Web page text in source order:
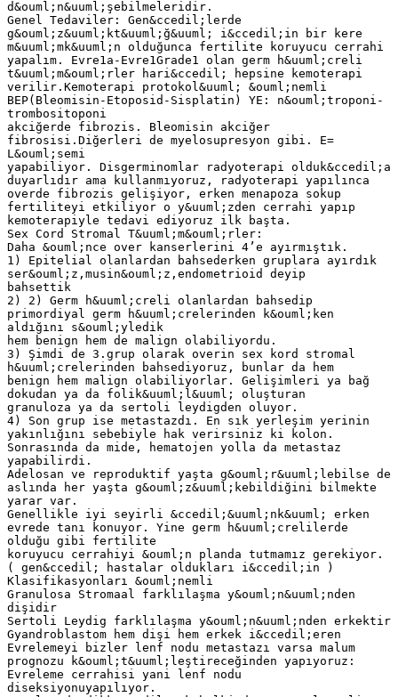
d&ouml;n&uuml;şebilmeleridir.
Genel Tedaviler: Gen&ccedil;lerde
g&ouml;z&uuml;kt&uuml;ğ&uuml; i&ccedil;in bir kere
m&uuml;mk&uuml;n olduğunca fertilite koruyucu cerrahi
yapalım. Evre1a-Evre1Grade1 olan germ h&uuml;creli
t&uuml;m&ouml;rler hari&ccedil; hepsine kemoterapi
verilir.Kemoterapi protokol&uuml; &ouml;nemli
BEP(Bleomisin-Etoposid-Sisplatin) YE: n&ouml;troponi-
trombositoponi
akciğerde fibrozis. Bleomisin akciğer
fibrosisi.Diğerleri de myelosupresyon gibi. E=
L&ouml;semi
yapabiliyor. Disgerminomlar radyoterapi olduk&ccedil;a
duyarlıdır ama kullanmıyoruz, radyoterapi yapılınca
overde fibrozis gelişiyor, erken menapoza sokup
fertiliteyi etkiliyor o y&uuml;zden cerrahi yapıp
kemoterapiyle tedavi ediyoruz ilk başta.
Sex Cord Stromal T&uuml;m&ouml;rler:
Daha &ouml;nce over kanserlerini 4’e ayırmıştık.
1) Epitelial olanlardan bahsederken gruplara ayırdık
ser&ouml;z,musin&ouml;z,endometrioid deyip
bahsettik
2) 2) Germ h&uuml;creli olanlardan bahsedip
primordiyal germ h&uuml;crelerinden k&ouml;ken
aldığını s&ouml;yledik
hem benign hem de malign olabiliyordu.
3) Şimdi de 3.grup olarak overin sex kord stromal
h&uuml;crelerinden bahsediyoruz, bunlar da hem
benign hem malign olabiliyorlar. Gelişimleri ya bağ
dokudan ya da folik&uuml;l&uuml; oluşturan
granuloza ya da sertoli leydigden oluyor.
4) Son grup ise metastazdı. En sık yerleşim yerinin
yakınlığını sebebiyle hak verirsiniz ki kolon.
Sonrasında da mide, hematojen yolla da metastaz
yapabilirdi.
Adelosan ve reproduktif yaşta g&ouml;r&uuml;lebilse de
aslında her yaşta g&ouml;z&uuml;kebildiğini bilmekte
yarar var.
Genellikle iyi seyirli &ccedil;&uuml;nk&uuml; erken
evrede tanı konuyor. Yine germ h&uuml;crelilerde
olduğu gibi fertilite
koruyucu cerrahiyi &ouml;n planda tutmamız gerekiyor.
( gen&ccedil; hastalar oldukları i&ccedil;in )
Klasifikasyonları &ouml;nemli
Granulosa Stromaal farklılaşma y&ouml;n&uuml;nden
dişidir
Sertoli Leydig farklılaşma y&ouml;n&uuml;nden erkektir
Gyandroblastom hem dişi hem erkek i&ccedil;eren
Evrelemeyi bizler lenf nodu metastazı varsa malum
prognozu k&ouml;t&uuml;leştireceğinden yapıyoruz:
Evreleme cerrahisi yani lenf nodu
diseksiyonuyapılıyor.